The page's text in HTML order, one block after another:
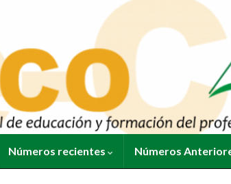
Números recientes Números